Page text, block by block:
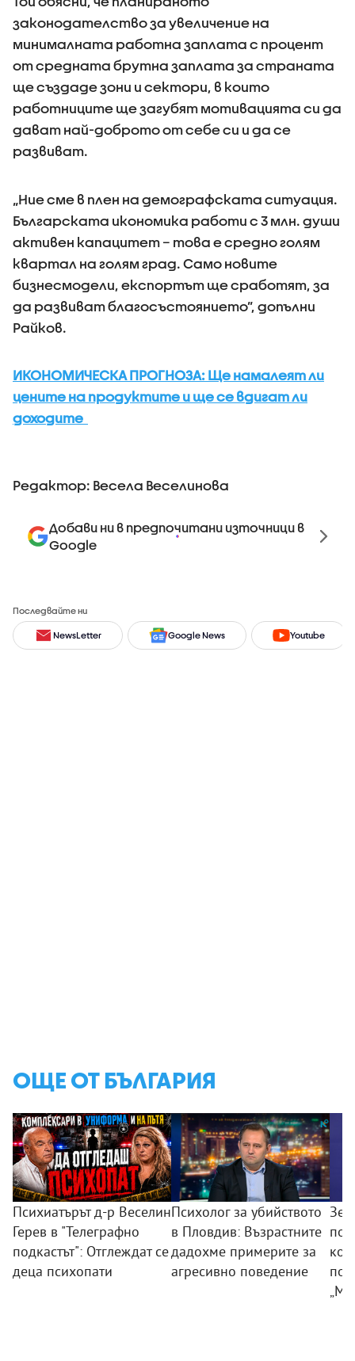
законодателство за увеличение на
минималната работна заплата с процент
от средната брутна заплата за страната
ще създаде зони и сектори, в които
работниците ще загубят мотивацията си да
дават най-доброто от себе си и да се
развиват.
„Ние сме в плен на демографската ситуация.
Българската икономика работи с 3 млн. души
активен капацитет – това е средно голям
квартал на голям град. Само новите
бизнесмодели, експортът ще сработят, за
да развиват благосъстоянието”, допълни
Райков.
ИКОНОМИЧЕСКА ПРОГНОЗА: Ще намалеят ли
цените на продуктите и ще се вдигат ли
доходите
Редактор: Весела Веселинова
Добави ни в предпочитани източници в
Google
Последвайте ни
NewsLetter Google News Youtube
ОЩЕ ОТ БЪЛГАРИЯ
Психиатърът д-р Веселин
Герев в "Телеграфно
подкастът": Отглеждат се
деца психопати
Психолог за убийството
в Пловдив: Възрастните
дадохме примерите за
агресивно поведение